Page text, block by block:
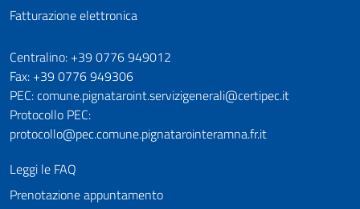
Fatturazione elettronica
Numeri utili
Centralino: +39 0776 949012
Fax: +39 0776 949306
PEC: comune.pignataroint.servizigenerali@certipec.it
Protocollo PEC:
protocollo@pec.comune.pignatarointeramna.fr.it
Leggi le FAQ
Prenotazione appuntamento